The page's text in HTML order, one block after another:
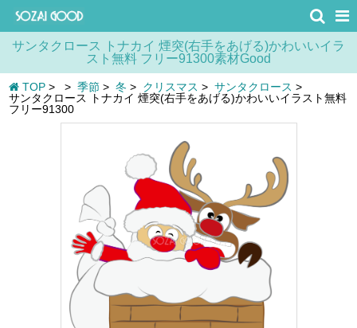
サンタクロース トナカイ 煙突(右手をあげる)かわいいイラ
スト無料 フリー91300素材Good
TOP > > 季節 > 冬 > クリスマス > サンタクロース >
サンタクロース トナカイ 煙突(右手をあげる)かわいいイラスト無料
フリー91300